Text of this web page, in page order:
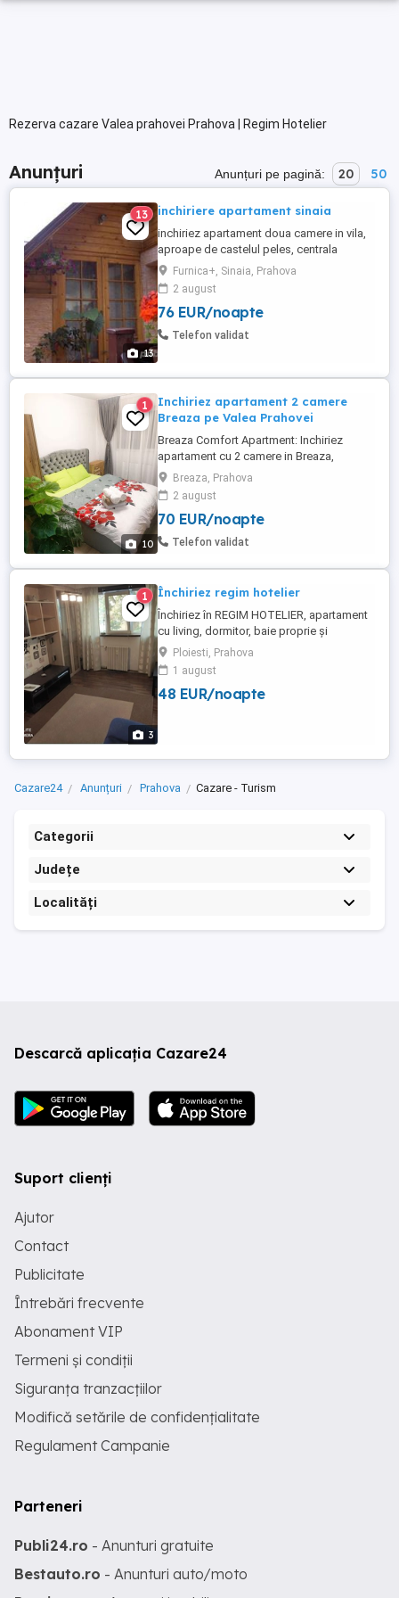
Rezerva cazare Valea prahovei Prahova | Regim Hotelier
Anunțuri Anunțuri pe pagină: 20 50
13
13 inchiriere apartament sinaia
inchiriez apartament doua camere in vila,
aproape de castelul peles, centrala
proprie, bucatarie utilata, tv, internet,
foarte curat, posibilitate
gratar.apartamentul este situat intr-o zona
linistita, aproape de padure, de cabana
schiori, hanul haiducilor, taverna sarbului
Furnica+, Sinaia, Prahova
2 august
76 EUR/noapte
Telefon validat
10
1
Inchiriez apartament 2 camere
Breaza pe Valea Prahovei
Breaza Comfort Apartment: Inchiriez
apartament cu 2 camere in Breaza,
complet utilat, renovat recent, cu centrala
proprie, televizoare hd, cuptor microunde,
expresor cafea, canapea extensibila, pat
160x200, dus.
Breaza, Prahova
2 august
70 EUR/noapte
Telefon validat
3
1 Închiriez regim hotelier
Închiriez în REGIM HOTELIER, apartament
cu living, dormitor, baie proprie și
bucătărie,Et.1,pe spate,în zona Mihai
Bravu,aveți lângă farmacie, bancă,
piața,statie autobuz, supermarket Pretul
pe noapte 250 de lei pentru 3persoane
Ploiesti, Prahova
1 august
48 EUR/noapte
Cazare24 Anunțuri Prahova Cazare - Turism
Categorii
Județe
Localități
Descarcă aplicația Cazare24
Suport clienți
Ajutor
Contact
Publicitate
Întrebări frecvente
Abonament VIP
Termeni și condiții
Siguranța tranzacțiilor
Modifică setările de confidențialitate
Regulament Campanie
Parteneri
Publi24.ro - Anunturi gratuite
Bestauto.ro - Anunturi auto/moto